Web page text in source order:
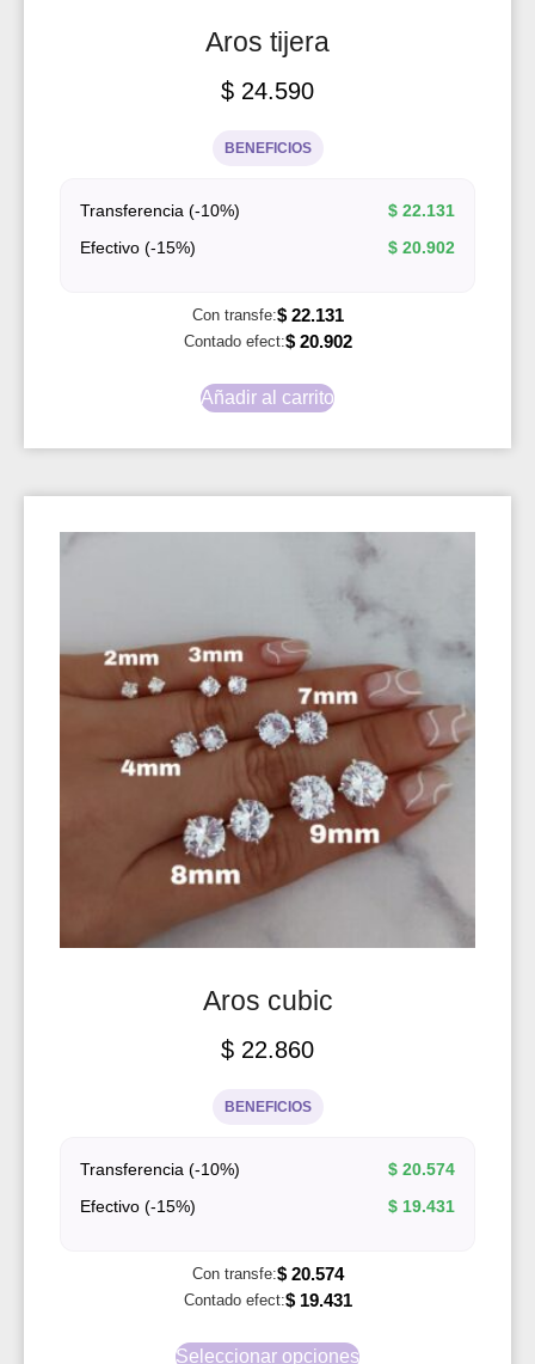
Aros tijera
$ 24.590
BENEFICIOS
Transferencia (-10%) $ 22.131
Efectivo (-15%)
$ 20.902
Con transfe:$22.131
Contado efect:$20.902
Añadir al carrito
Aros cubic
$ 22.860
BENEFICIOS
Transferencia (-10%) $ 20.574
Efectivo (-15%)
$ 19.431
Con transfe:$20.574
Contado efect:$19.431
Seleccionar opciones